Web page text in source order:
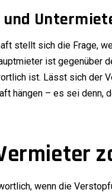
und
stellt sich die Frage,
ist gegenüber
ist. Lässt sich der
hängen – es sei
wenn die